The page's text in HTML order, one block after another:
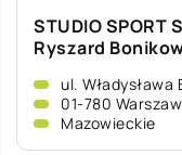
STUDIO SPORT
Ryszard
ul.
01-780
Mazowieckie